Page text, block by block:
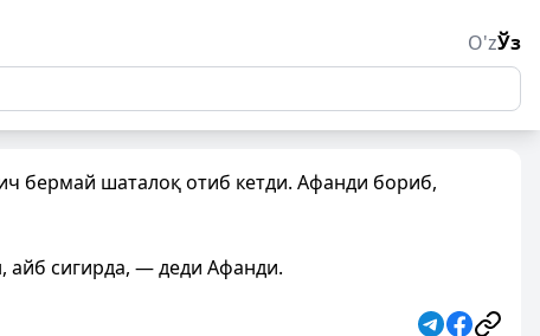
O'zЎз
бермай шаталоқ отиб кетди. Афанди бориб,
айб сигирда, — деди Афанди.